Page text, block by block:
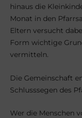
hinaus die
Monat in den
Eltern versucht
Form wichtige
vermitteln.
Die Gemeinschaft
Schlusssegen des
Wer die Menschen